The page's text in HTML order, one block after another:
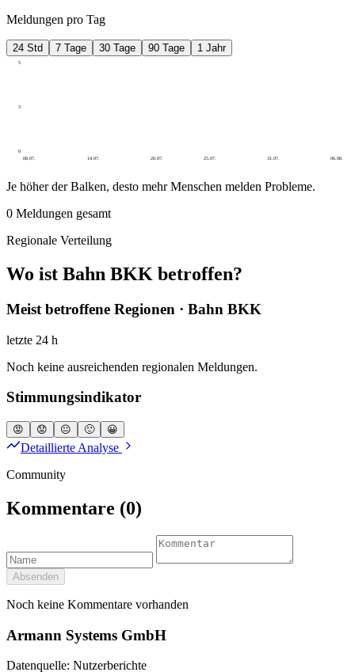
Meldungen pro Tag
24 Std 7 Tage 30 Tage 90 Tage 1 Jahr
0
3
5
08.07. 14.07. 20.07. 25.07. 31.07. 06.08.
Je höher der Balken, desto mehr Menschen melden Probleme.
0 Meldungen gesamt
Regionale Verteilung
Wo ist Bahn BKK betroffen?
Meist betroffene Regionen · Bahn BKK
letzte 24 h
Noch keine ausreichenden regionalen Meldungen.
Stimmungsindikator
😡 😟 😐 🙂 😀
Detaillierte Analyse
Community
Kommentare (0)
Absenden
Noch keine Kommentare vorhanden
Armann Systems GmbH
Datenquelle: Nutzerberichte